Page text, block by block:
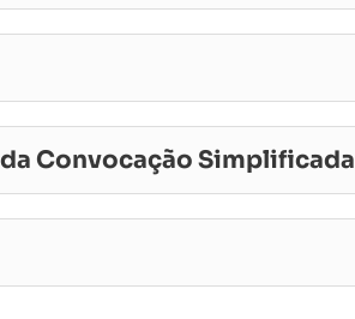
Convocação Simplificada